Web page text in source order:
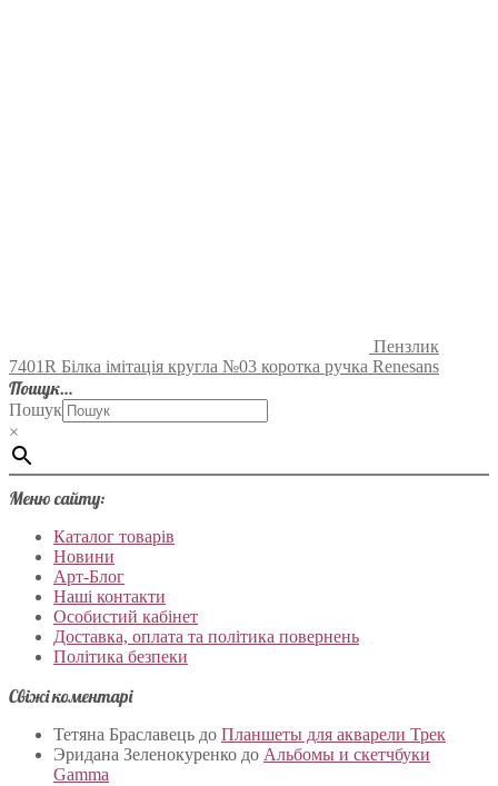
Пензлик
7401R Білка імітація кругла №03 коротка ручка Renesans
Пошук…
Пошук
×
Меню сайту:
Каталог товарів
Новини
Арт-Блог
Наші контакти
Особистий кабінет
Доставка, оплата та політика повернень
Політика безпеки
Свіжі коментарі
Тетяна Браславець до Планшеты для акварели Трек
Эридана Зеленокуренко до Альбомы и скетчбуки
Gamma